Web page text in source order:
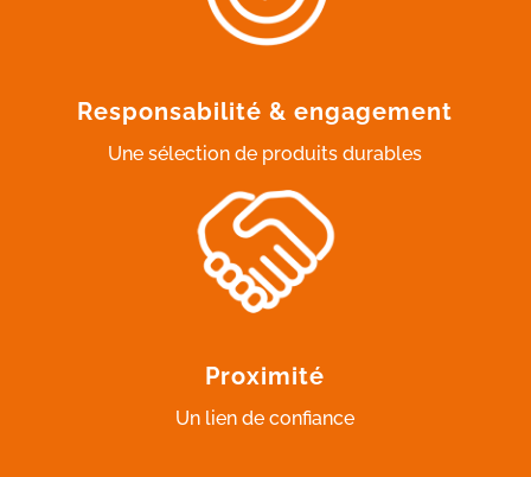
Responsabilité & engagement
Une sélection de produits durables
Proximité
Un lien de confiance